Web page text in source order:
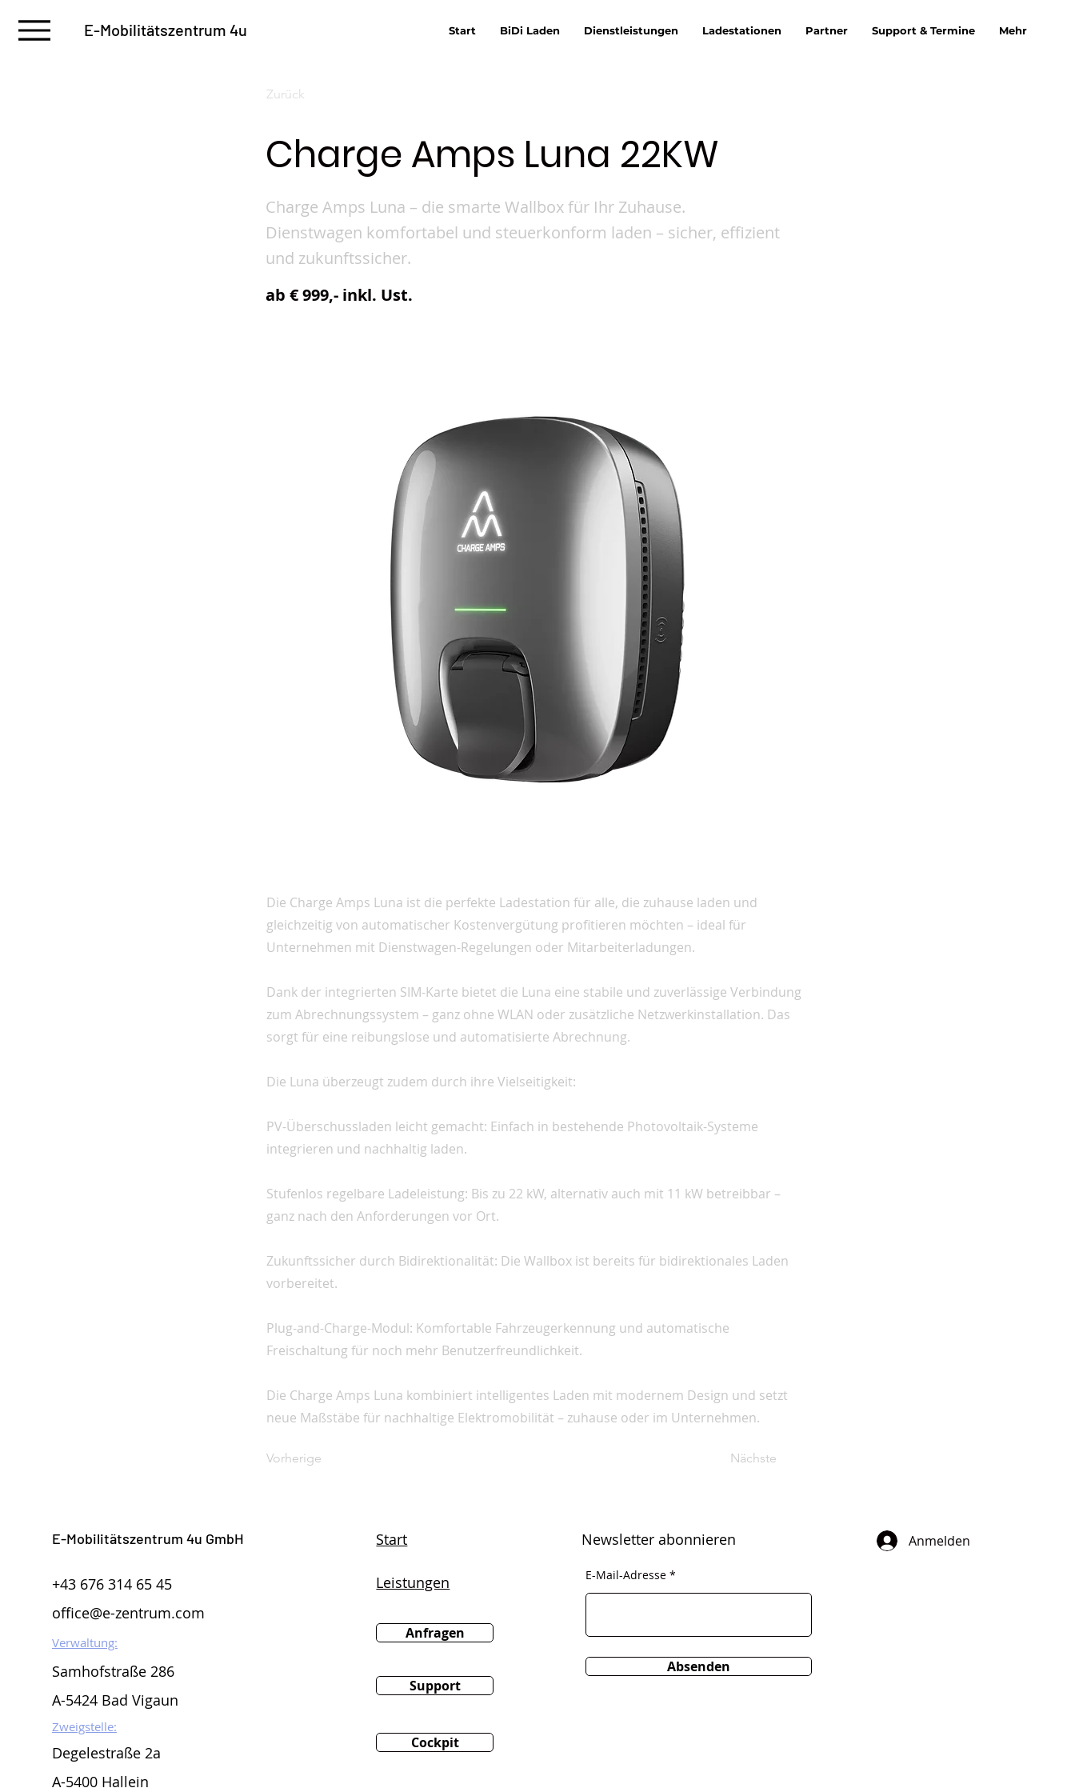
E-Mobilitätszentrum 4u Start BiDi Laden Dienstleistungen Ladestationen Partner Support & Termine Mehr
Zurück
Charge Amps Luna 22KW
Charge Amps Luna – die smarte Wallbox für Ihr Zuhause.
Dienstwagen komfortabel und steuerkonform laden – sicher, effizient
und zukunftssicher.
ab € 999,- inkl. Ust.
Die Charge Amps Luna ist die perfekte Ladestation für alle, die zuhause laden und
gleichzeitig von automatischer Kostenvergütung profitieren möchten – ideal für
Unternehmen mit Dienstwagen-Regelungen oder Mitarbeiterladungen.
Dank der integrierten SIM-Karte bietet die Luna eine stabile und zuverlässige Verbindung
zum Abrechnungssystem – ganz ohne WLAN oder zusätzliche Netzwerkinstallation. Das
sorgt für eine reibungslose und automatisierte Abrechnung.
Die Luna überzeugt zudem durch ihre Vielseitigkeit:
PV-Überschussladen leicht gemacht: Einfach in bestehende Photovoltaik-Systeme
integrieren und nachhaltig laden.
Stufenlos regelbare Ladeleistung: Bis zu 22 kW, alternativ auch mit 11 kW betreibbar –
ganz nach den Anforderungen vor Ort.
Zukunftssicher durch Bidirektionalität: Die Wallbox ist bereits für bidirektionales Laden
vorbereitet.
Plug-and-Charge-Modul: Komfortable Fahrzeugerkennung und automatische
Freischaltung für noch mehr Benutzerfreundlichkeit.
Die Charge Amps Luna kombiniert intelligentes Laden mit modernem Design und setzt
neue Maßstäbe für nachhaltige Elektromobilität – zuhause oder im Unternehmen.
Vorherige Nächste
E-Mobilitätszentrum 4u GmbH
+43 676 314 65 45
office@e-zentrum.com
Verwaltung:
Samhofstraße 286
A-5424 Bad Vigaun
Zweigstelle:
Degelestraße 2a
A-5400 Hallein
Start
Leistungen
Anfragen
Support
Cockpit
Newsletter abonnieren
E-Mail-Adresse
Absenden
Anmelden